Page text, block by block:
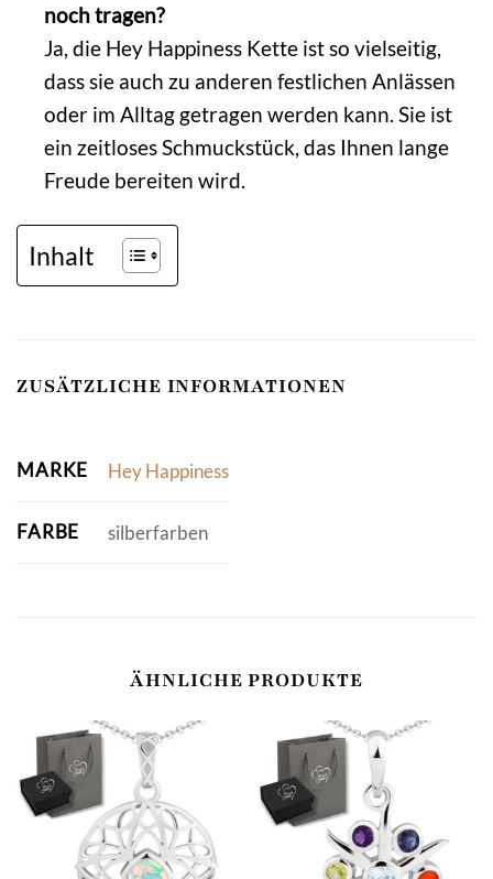
noch tragen?
Ja, die Hey Happiness Kette ist so vielseitig,
dass sie auch zu anderen festlichen Anlässen
oder im Alltag getragen werden kann. Sie ist
ein zeitloses Schmuckstück, das Ihnen lange
Freude bereiten wird.
Inhalt
ZUSÄTZLICHE INFORMATIONEN
MARKE Hey Happiness
FARBE silberfarben
ÄHNLICHE PRODUKTE